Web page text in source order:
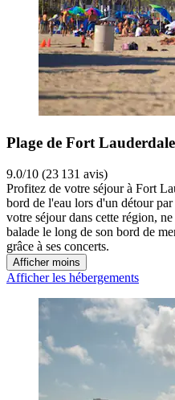
Plage de Fort Lauderdale
9.0/10 (23 131 avis)
Profitez de votre séjour à Fort
bord de l'eau lors d'un détour
votre séjour dans cette région,
balade le long de son bord de
grâce à ses concerts.
Afficher moins
Afficher les hébergements